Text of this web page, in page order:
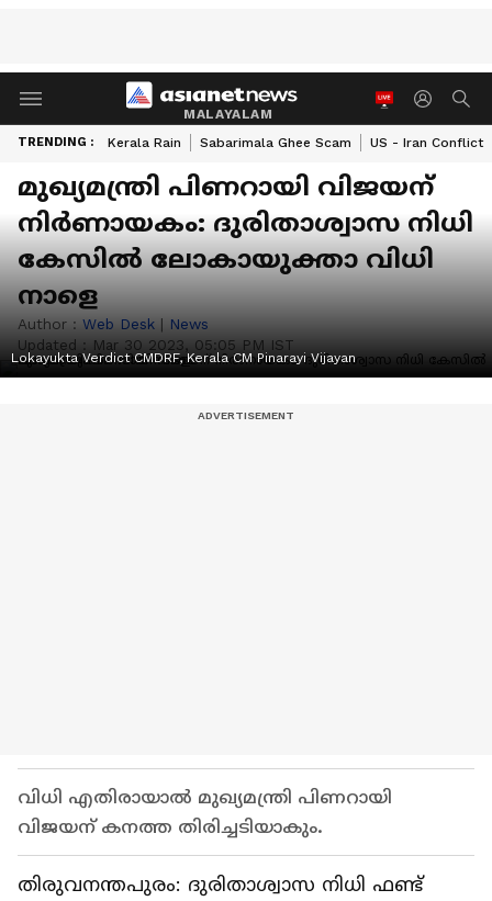
MALAYALAM
TRENDING : Kerala Rain Sabarimala Ghee Scam US - Iran Conflict
മുഖ്യമന്ത്രി പിണറായി വിജയന്
നിർണായകം: ദുരിതാശ്വാസ നിധി
കേസിൽ ലോകായുക്താ വിധി
നാളെ
Author : Web Desk | News
Updated : Mar 30 2023, 05:05 PM IST
Lokayukta Verdict CMDRF, Kerala CM Pinarayi Vijayan
വിധി എതിരായാൽ മുഖ്യമന്ത്രി പിണറായി
വിജയന് കനത്ത തിരിച്ചടിയാകും.
തിരുവനന്തപുരം: ദുരിതാശ്വാസ നിധി ഫണ്ട്